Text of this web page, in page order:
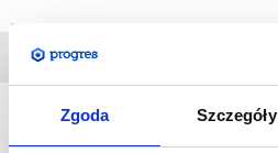
Zgoda Szczegóły
TECHNICAL DATA